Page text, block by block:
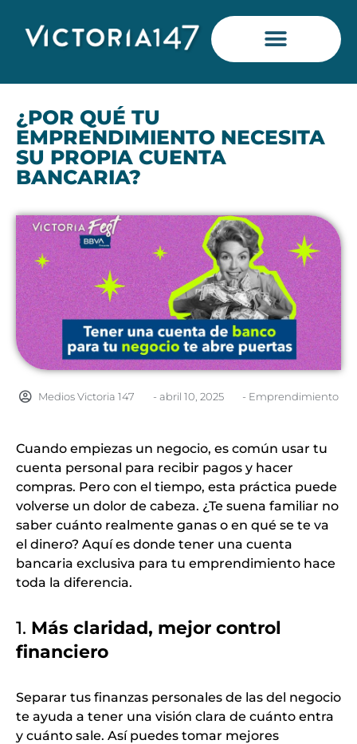
Saltar
contenido
¿POR QUÉ TU
EMPRENDIMIENTO NECESITA
SU PROPIA CUENTA
BANCARIA?
Medios Victoria 147 - abril 10, 2025 - Emprendimiento
Cuando empiezas un negocio, es común usar tu
cuenta personal para recibir pagos y hacer
compras. Pero con el tiempo, esta práctica puede
volverse un dolor de cabeza. ¿Te suena familiar no
saber cuánto realmente ganas o en qué se te va
el dinero? Aquí es donde tener una cuenta
bancaria exclusiva para tu emprendimiento hace
toda la diferencia.
1. Más claridad, mejor control
financiero
Separar tus finanzas personales de las del negocio
te ayuda a tener una visión clara de cuánto entra
y cuánto sale. Así puedes tomar mejores